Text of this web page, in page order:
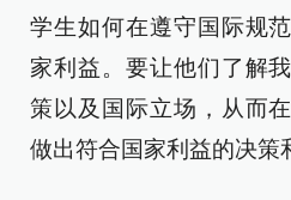
学生如何在遵守国际规
家利益。要让他们了解
策以及国际立场，从而
做出符合国家利益的决策